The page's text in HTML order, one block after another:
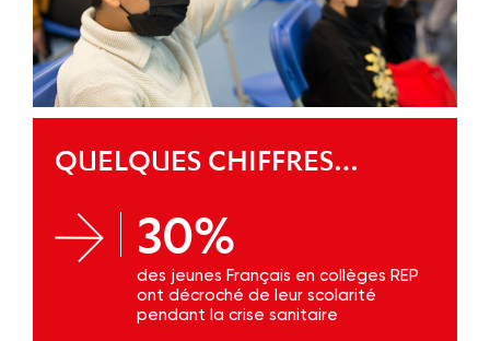
QUELQUES CHIFFRES…
30%
des jeunes Français en collèges REP
ont décroché de leur scolarité
pendant la crise sanitaire